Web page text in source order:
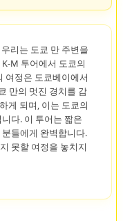
리는 도쿄 만 주변을
M 투어에서 도쿄의
여정은 도쿄베이에서
만의 멋진 경치를 감
게 되며, 이는 도쿄의
다. 이 투어는 짧은
들에게 완벽합니다.
못할 여정을 놓치지